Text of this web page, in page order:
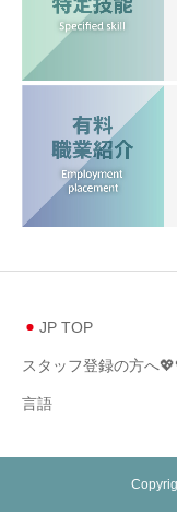
JP TOP
スタッフ登録の方へ
言語